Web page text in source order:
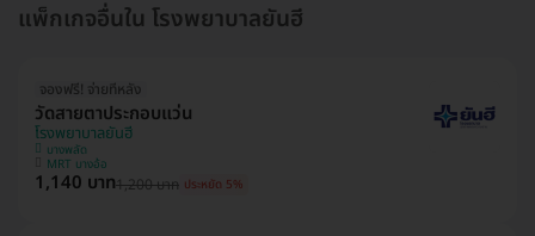
แพ็กเกจอื่นใน โรงพยาบาลยันฮี
จองฟรี! จ่ายทีหลัง
วัดสายตาประกอบแว่น
โรงพยาบาลยันฮี
บางพลัด
MRT บางอ้อ
1,140 บาท1,200 บาท ประหยัด 5%